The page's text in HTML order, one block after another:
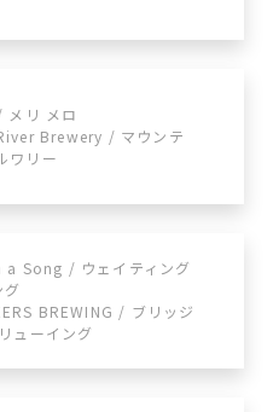
リ メロ
Brewery / マウンテ
ワリー
Song / ウェイティング
BREWING / ブリッジ
ューイング